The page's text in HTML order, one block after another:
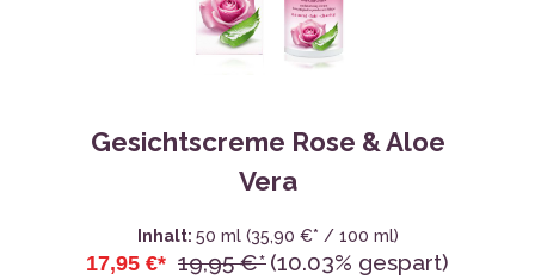
Gesichtscreme Rose & Aloe
Vera
Inhalt: 50 ml (35,90 €* / 100 ml)
17,95 €* 19,95 €*(10.03% gespart)